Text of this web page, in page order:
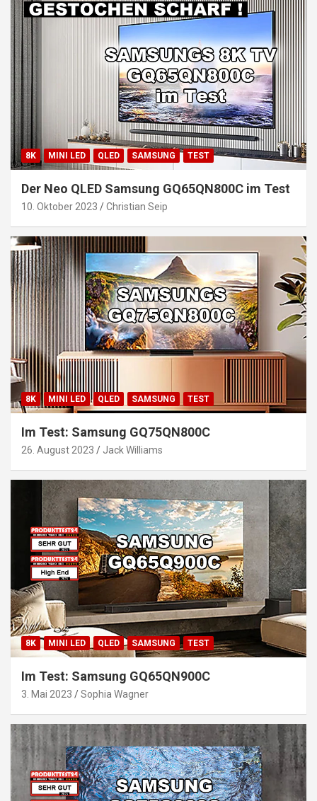
8K MINI LED QLED SAMSUNG TEST
Der Neo QLED Samsung GQ65QN800C im Test
10. Oktober 2023 Christian Seip
8K MINI LED QLED SAMSUNG TEST
Im Test: Samsung GQ75QN800C
26. August 2023 Jack Williams
8K MINI LED QLED SAMSUNG TEST
Im Test: Samsung GQ65QN900C
3. Mai 2023 Sophia Wagner